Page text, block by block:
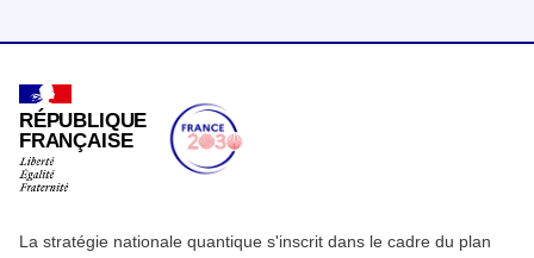
RÉPUBLIQUE
FRANÇAISE
La stratégie nationale quantique s'inscrit dans le cadre du plan